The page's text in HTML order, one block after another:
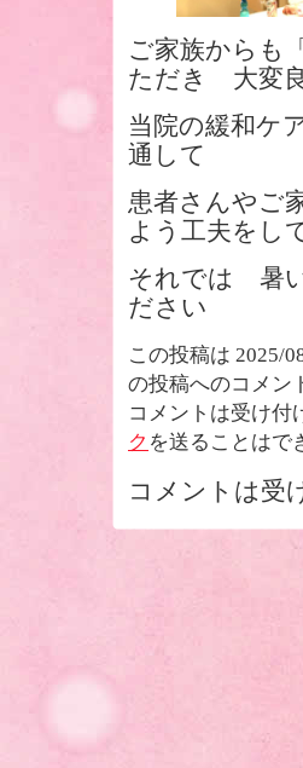
ご家族からも
ただき 大変
当院の緩和ケ
通して
患者さんやご
よう工夫をし
それでは 暑
ださい
この投稿は 2025/
の投稿へのコメン
コメントは受け付
ク を送ることはで
コメントは受